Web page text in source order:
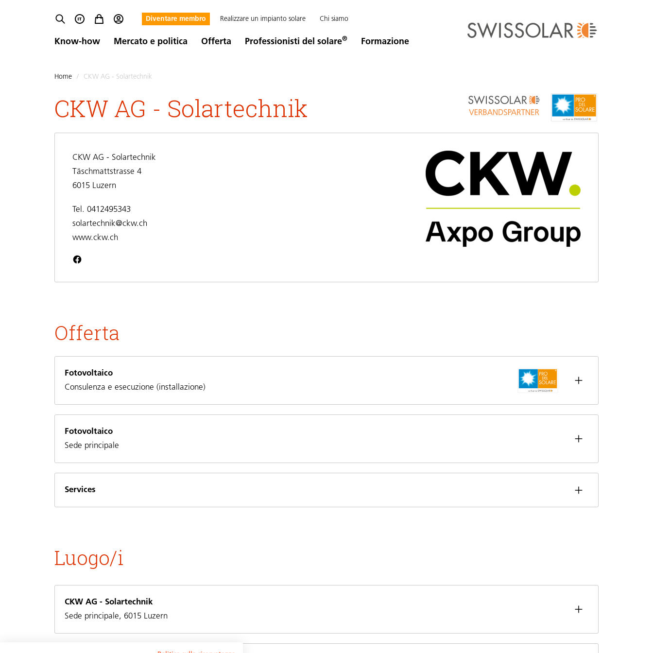
Diventare membro Realizzare un impianto solare Chi siamo
Know-how Mercato e politica Offerta Professionisti del solare® Formazione
Home / CKW AG - Solartechnik
CKW AG - Solartechnik
CKW AG - Solartechnik
Täschmattstrasse 4
6015 Luzern
Tel. 0412495343
solartechnik@ckw.ch
www.ckw.ch
Offerta
Fotovoltaico
Consulenza e esecuzione (installazione)
Fotovoltaico
Sede principale
Services
Luogo/i
CKW AG - Solartechnik
Sede principale, 6015 Luzern